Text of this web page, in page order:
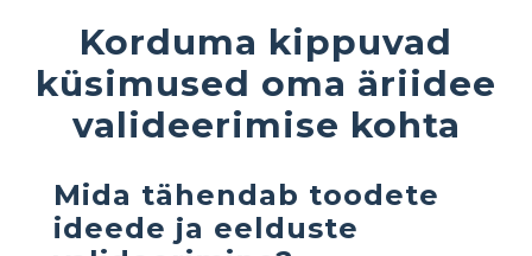
Korduma kippuvad
küsimused oma äriidee
valideerimise kohta
Mida tähendab toodete
ideede ja eelduste